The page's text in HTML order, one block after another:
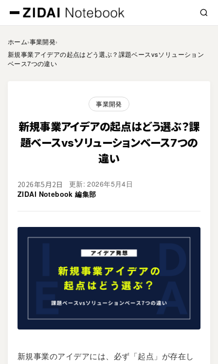
ホーム›事業開発›
新規事業アイデアの起点はどう選ぶ？課題ベースvsソリューション
ベース7つの違い
事業開発
新規事業アイデアの起点はどう選ぶ？課
題ベースvsソリューションベース7つの
違い
2026年5月2日
更新: 2026年5月4日
ZIDAI Notebook 編集部
新規事業のアイデアには、必ず「起点」が存在し